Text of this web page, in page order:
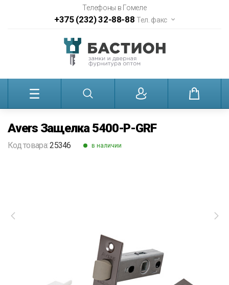
Телефоны в Гомеле
+375 (232) 32-88-88Тел. факс
Avers Защелка 5400-P-GRF
Код товара:25346 в наличии